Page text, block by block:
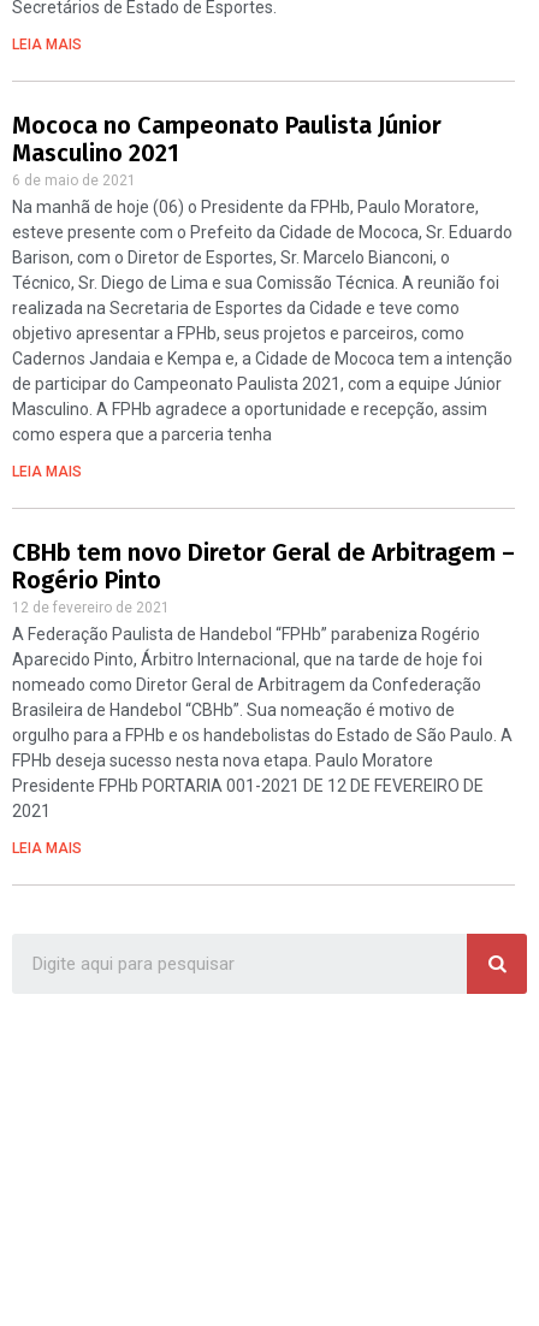
Secretários de Estado de Esportes.
LEIA MAIS
Mococa no Campeonato Paulista Júnior
Masculino 2021
6 de maio de 2021
Na manhã de hoje (06) o Presidente da FPHb, Paulo Moratore,
esteve presente com o Prefeito da Cidade de Mococa, Sr. Eduardo
Barison, com o Diretor de Esportes, Sr. Marcelo Bianconi, o
Técnico, Sr. Diego de Lima e sua Comissão Técnica. A reunião foi
realizada na Secretaria de Esportes da Cidade e teve como
objetivo apresentar a FPHb, seus projetos e parceiros, como
Cadernos Jandaia e Kempa e, a Cidade de Mococa tem a intenção
de participar do Campeonato Paulista 2021, com a equipe Júnior
Masculino. A FPHb agradece a oportunidade e recepção, assim
como espera que a parceria tenha
LEIA MAIS
CBHb tem novo Diretor Geral de Arbitragem –
Rogério Pinto
12 de fevereiro de 2021
A Federação Paulista de Handebol “FPHb” parabeniza Rogério
Aparecido Pinto, Árbitro Internacional, que na tarde de hoje foi
nomeado como Diretor Geral de Arbitragem da Confederação
Brasileira de Handebol “CBHb”. Sua nomeação é motivo de
orgulho para a FPHb e os handebolistas do Estado de São Paulo. A
FPHb deseja sucesso nesta nova etapa. Paulo Moratore
Presidente FPHb PORTARIA 001-2021 DE 12 DE FEVEREIRO DE
2021
LEIA MAIS